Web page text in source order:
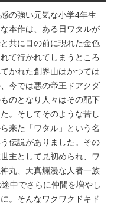
の強い元気な小学4年生
本作は、ある日ワタルが
共に目の前に現れた金色
て行かれてしまうところ
かれた創界山はかつては
今では悪の帝王ドアクダ
のとなり人々はその配下
。そしてそのような苦し
来た「ワタル」という名
伝説がありました。その
主として見初められ、ワ
丸、天真爛漫な人者一族
中でさらに仲間を増やし
。そんなワクワクドキド